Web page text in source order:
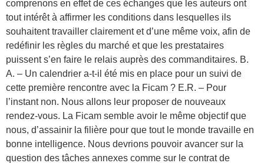
comprenons en effet de ces échanges que les auteurs ont
tout intérêt à affirmer les conditions dans lesquelles ils
souhaitent travailler clairement et d’une même voix, afin de
redéfinir les règles du marché et que les prestataires
puissent s’en faire le relais auprès des commanditaires. B.
A. – Un calendrier a-t-il été mis en place pour un suivi de
cette première rencontre avec la Ficam ? E.R. – Pour
l’instant non. Nous allons leur proposer de nouveaux
rendez-vous. La Ficam semble avoir le même objectif que
nous, d’assainir la filière pour que tout le monde travaille en
bonne intelligence. Nous devrions pouvoir avancer sur la
question des tâches annexes comme sur le contrat de